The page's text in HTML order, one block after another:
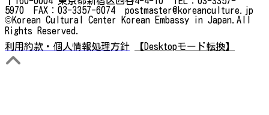
5970 FAX：03-3357-6074 postmaster@koreanculture.jp
©Korean Cultural Center Korean Embassy in Japan.All
Rights Reserved.
利用約款・個人情報処理方針
【Desktopモード転換】